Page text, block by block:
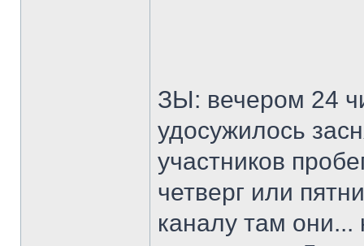
ЗЫ: вечером 24
удосужилось
участников
четверг или
каналу там они...